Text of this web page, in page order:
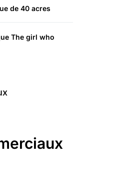
de 40 acres
The girl who